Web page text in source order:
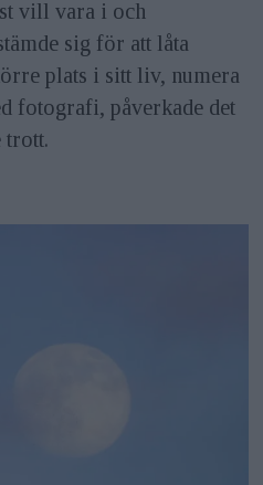
vill vara i och
sig för att låta
plats i sitt liv, numera
fotografi, påverkade det
trott.